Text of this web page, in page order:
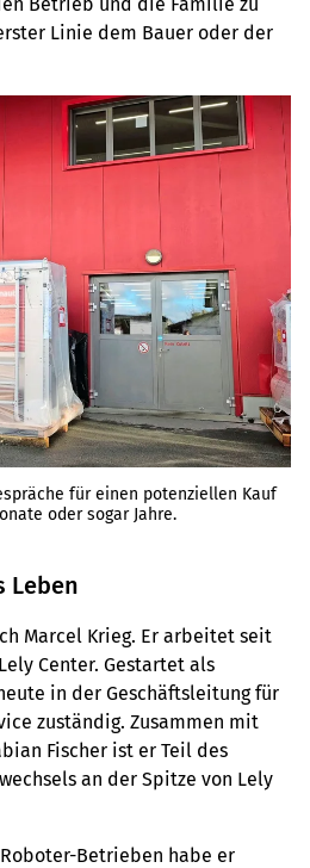
Linie dem Bauer oder der
für einen potenziellen Kauf
oder sogar Jahre.
Leben
Marcel Krieg. Er arbeitet seit
Center. Gestartet als
in der Geschäftsleitung für
zuständig. Zusammen mit
Fischer ist er Teil des
an der Spitze von Lely
Betrieben habe er